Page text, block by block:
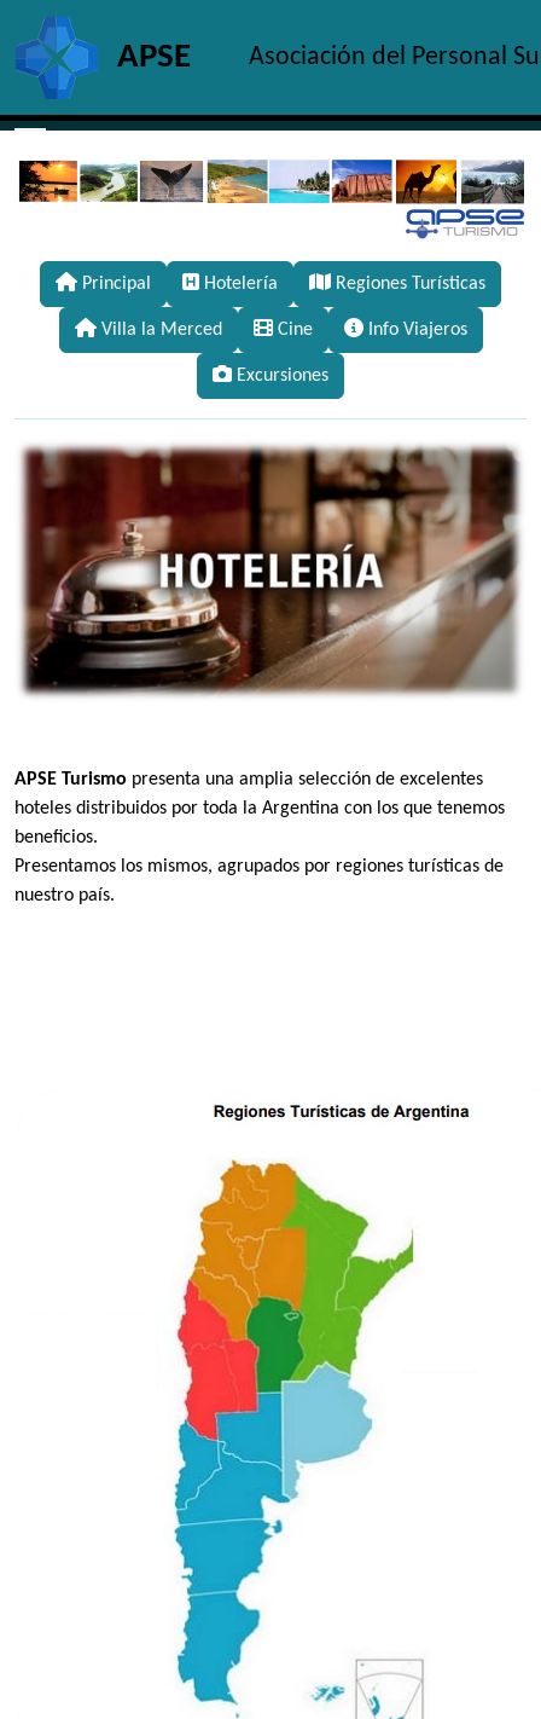
Navigation and related functionality and
Principal Hotelería Regiones Turísticas
Villa la Merced Cine Info Viajeros
Excursiones
APSE Turismo presenta una amplia selección de excelentes
hoteles distribuidos por toda la Argentina con los que tenemos
beneficios.
Presentamos los mismos, agrupados por regiones turísticas de
nuestro país.
Site identity, navigation, etc.
APSE Asociación del Personal